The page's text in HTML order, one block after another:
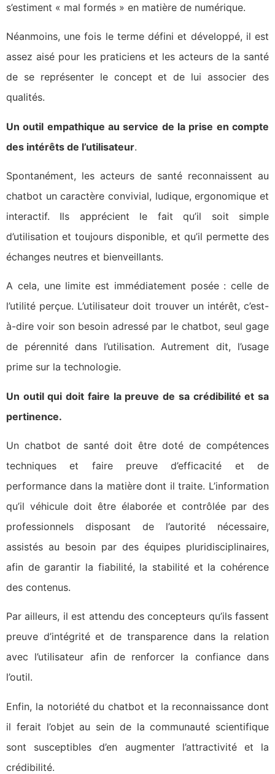
s’estiment « mal formés » en matière de numérique.
Néanmoins, une fois le terme défini et développé, il est
assez aisé pour les praticiens et les acteurs de la santé
de se représenter le concept et de lui associer des
qualités.
Un outil empathique au service de la prise en compte
des intérêts de l’utilisateur.
Spontanément, les acteurs de santé reconnaissent au
chatbot un caractère convivial, ludique, ergonomique et
interactif. Ils apprécient le fait qu’il soit simple
d’utilisation et toujours disponible, et qu’il permette des
échanges neutres et bienveillants.
A cela, une limite est immédiatement posée : celle de
l’utilité perçue. L’utilisateur doit trouver un intérêt, c’est-
à-dire voir son besoin adressé par le chatbot, seul gage
de pérennité dans l’utilisation. Autrement dit, l’usage
prime sur la technologie.
Un outil qui doit faire la preuve de sa crédibilité et sa
pertinence.
Un chatbot de santé doit être doté de compétences
techniques et faire preuve d’efficacité et de
performance dans la matière dont il traite. L’information
qu’il véhicule doit être élaborée et contrôlée par des
professionnels disposant de l’autorité nécessaire,
assistés au besoin par des équipes pluridisciplinaires,
afin de garantir la fiabilité, la stabilité et la cohérence
des contenus.
Par ailleurs, il est attendu des concepteurs qu’ils fassent
preuve d’intégrité et de transparence dans la relation
avec l’utilisateur afin de renforcer la confiance dans
l’outil.
Enfin, la notoriété du chatbot et la reconnaissance dont
il ferait l’objet au sein de la communauté scientifique
sont susceptibles d’en augmenter l’attractivité et la
crédibilité.